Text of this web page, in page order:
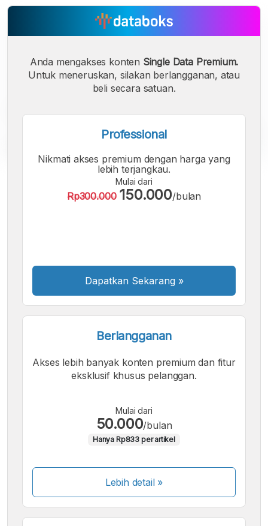
Font
Kecil
A
FontFont
Anda mengakses konten Single Data Premium.
Untuk meneruskan, silakan berlangganan, atau
beli secara satuan.
Professional
Nikmati akses premium dengan harga yang
lebih terjangkau.
Mulai dari
Rp300.000 150.000/bulan
Dapatkan Sekarang »
Berlangganan
Akses lebih banyak konten premium dan fitur
eksklusif khusus pelanggan.
Mulai dari
50.000/bulan
Hanya Rp833 per artikel
Lebih detail »